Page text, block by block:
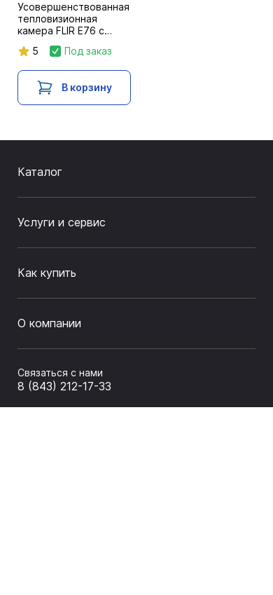
Усовершенствованная
тепловизионная
камера FLIR E76 с
2405 Под заказ
В корзину
Каталог
Услуги и сервис
Как купить
О компании
Связаться с нами
8 (843) 212-17-33